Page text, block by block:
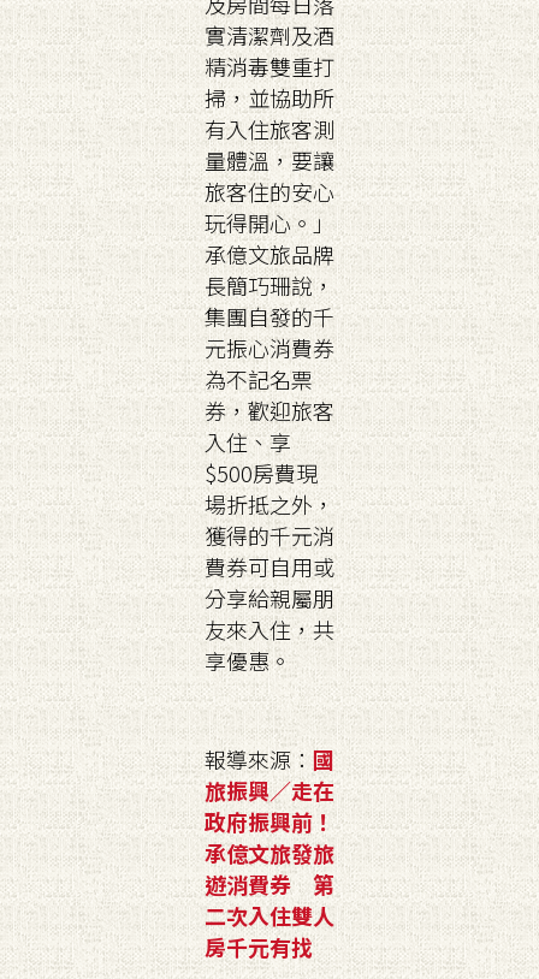
實清潔劑及酒
精消毒雙重打
掃，並協助所
有入住旅客測
量體溫，要讓
旅客住的安心
玩得開心。」
承億文旅品牌
長簡巧珊說，
集團自發的千
元振心消費券
為不記名票
券，歡迎旅客
入住、享
$500房費現
場折抵之外，
獲得的千元消
費券可自用或
分享給親屬朋
友來入住，共
享優惠。
報導來源： 國
旅振興／走在
政府振興前！
承億文旅發旅
遊消費券 第
二次入住雙人
房千元有找